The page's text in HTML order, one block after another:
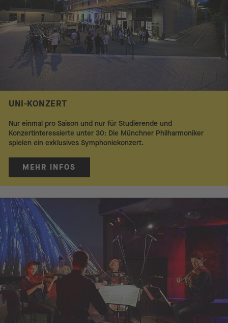
UNI-KONZERT
Nur einmal pro Saison und nur für Studierende und
Konzertinteressierte unter 30: Die Münchner Philharmoniker
spielen ein exklusives Symphoniekonzert.
MEHR INFOS